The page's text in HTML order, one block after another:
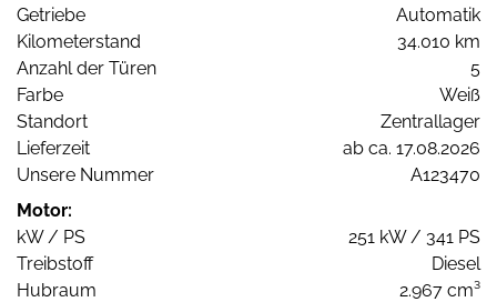
Getriebe
Automatik
Kilometerstand
34.010 km
Anzahl der Türen
5
Farbe
Weiß
Standort
Zentrallager
Lieferzeit
ab ca. 17.08.2026
Unsere Nummer
A123470
Motor:
kW / PS
251 kW / 341 PS
Treibstoff
Diesel
Hubraum
2.967 cm³